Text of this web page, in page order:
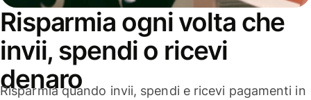
Risparmia ogni volta che
invii, spendi o ricevi
denaro
Risparmia quando invii, spendi e ricevi pagamenti in